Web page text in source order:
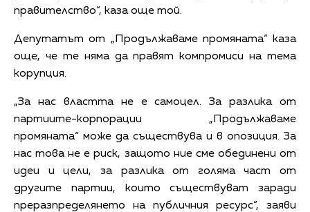
правителство“, каза още той.
Депутатът от „Продължаваме промяната“ каза
още, че те няма да правят компромиси на тема
корупция.
„За нас властта не е самоцел. За разлика от
партиите-корпорации „Продължаваме
промяната“ може да съществува и в опозиция. За
нас това не е риск, защото ние сме обединени от
идеи и цели, за разлика от голяма част от
другите партии, които съществуват заради
преразпределянето на публичния ресурс“, заяви